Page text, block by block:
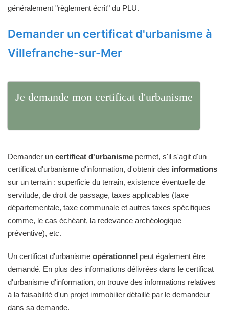
généralement "règlement écrit" du PLU.
Demander un certificat d'urbanisme à
Villefranche-sur-Mer
Je demande mon certificat d'urbanisme
Demander un certificat d'urbanisme permet, s'il s'agit d'un
certificat d'urbanisme d'information, d'obtenir des informations
sur un terrain : superficie du terrain, existence éventuelle de
servitude, de droit de passage, taxes applicables (taxe
départementale, taxe communale et autres taxes spécifiques
comme, le cas échéant, la redevance archéologique
préventive), etc.
Un certificat d'urbanisme opérationnel peut également être
demandé. En plus des informations délivrées dans le certificat
d'urbanisme d'information, on trouve des informations relatives
à la faisabilité d'un projet immobilier détaillé par le demandeur
dans sa demande.